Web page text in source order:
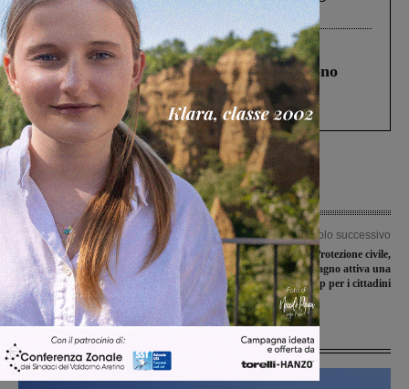
Levane nel 2020
Cronaca 4 Agosto 2026
Un anno fa la strage in A1 in cui morirono
Gianni, Giulia e Franco. Lo schianto, il
processo, lo stop ai sorpassi fra tir....
Articolo precedente
Ruba abiti da bambino nel negozio
OVS: denunciata per furto aggravato
Articolo successivo
Comunicazioni di Protezione civile,
l’unione del Pratomagno attiva una
app per i cittadini
Ultime Notizie